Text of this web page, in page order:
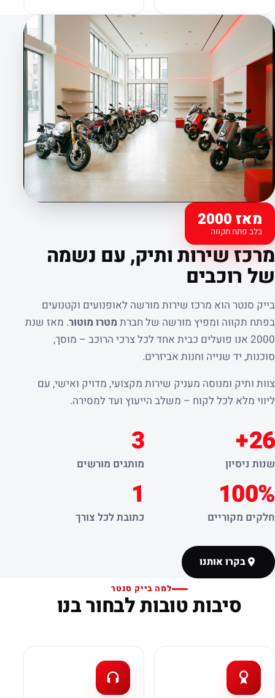
מאז 2000
בלב פתח תקווה
קצת עלינו
מרכז שירות ותיק, עם נשמה
של רוכבים
בייק סנטר הוא מרכז שירות מורשה לאופנועים וקטנועים
בפתח תקווה ומפיץ מורשה של חברת מטרו מוטור. מאז שנת
2000 אנו פועלים כבית אחד לכל צרכי הרוכב – מוסך,
סוכנות, יד שנייה וחנות אביזרים.
צוות ותיק ומנוסה מעניק שירות מקצועי, מדויק ואישי, עם
ליווי מלא לכל לקוח – משלב הייעוץ ועד למסירה.
26+
שנות ניסיון
3
מותגים מורשים
100%
חלקים מקוריים
1
כתובת לכל צורך
בקרו אותנו
למה בייק סנטר
סיבות טובות לבחור בנו